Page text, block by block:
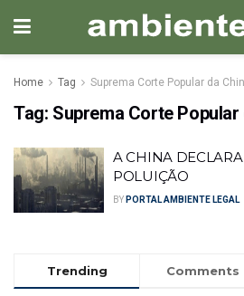
Home Tag Suprema Corte Popular da
Tag: Suprema Corte Popular
A CHINA
POLUIÇÃO
BY PORTAL AMBIENTE LEGAL
Trending Comments